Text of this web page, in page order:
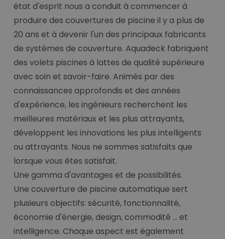
état d'esprit nous a conduit à commencer à
produire des couvertures de piscine il y a plus de
20 ans et à devenir l'un des principaux fabricants
de systèmes de couverture. Aquadeck fabriquent
des volets piscines à lattes de qualité supérieure
avec soin et savoir-faire. Animés par des
connaissances approfondis et des années
d'expérience, les ingénieurs recherchent les
meilleures matériaux et les plus attrayants,
développent les innovations les plus intelligents
ou attrayants. Nous ne sommes satisfaits que
lorsque vous êtes satisfait.
Une gamma d'avantages et de possibilités.
Une couverture de piscine automatique sert
plusieurs objectifs: sécurité, fonctionnalité,
économie d'énergie, design, commodité ... et
intelligence. Chaque aspect est également